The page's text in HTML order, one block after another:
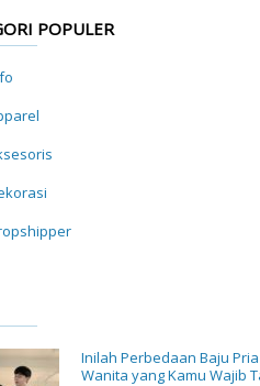
POPULER
Inilah Perbedaan Baju
Wanita yang Kamu Wajib